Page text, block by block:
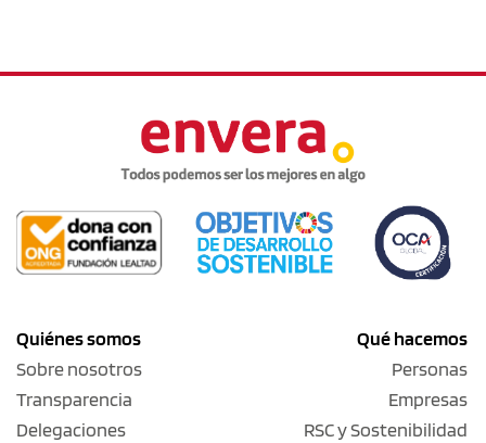
Quiénes somos
Sobre nosotros
Transparencia
Delegaciones
Qué hacemos
Personas
Empresas
RSC y Sostenibilidad